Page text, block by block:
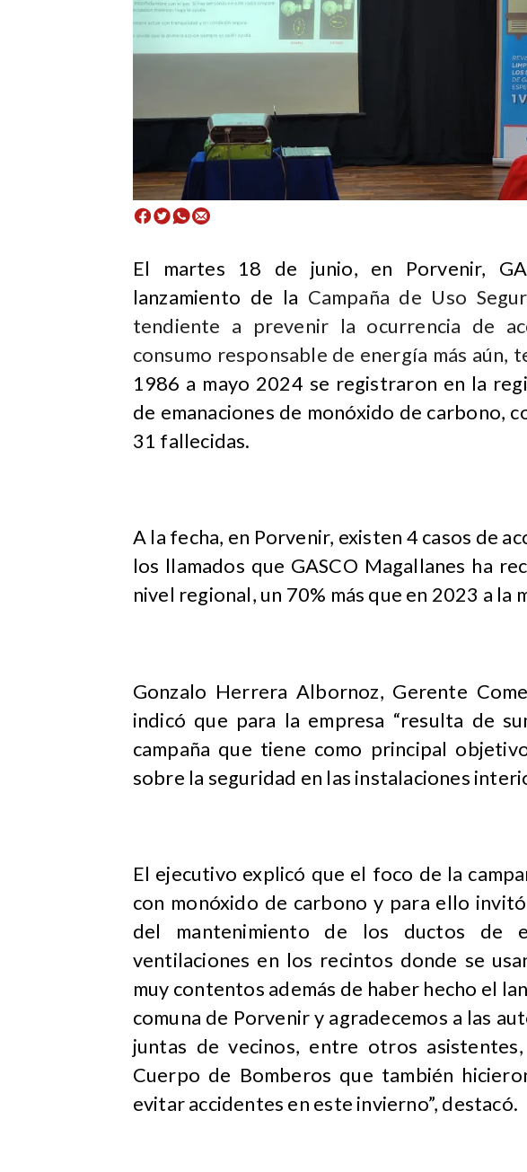
El martes 18 de junio, en Porvenir,
lanzamiento de la Campaña de Uso
tendiente a prevenir la ocurrencia de
consumo responsable de energía más aún,
1986 a mayo 2024 se registraron en la
de emanaciones de monóxido de carbono,
31 fallecidas.
A la fecha, en Porvenir, existen 4 casos de
los llamados que GASCO Magallanes ha
nivel regional, un 70% más que en 2023 a la
Gonzalo Herrera Albornoz, Gerente
indicó que para la empresa “resulta de
campaña que tiene como principal
sobre la seguridad en las instalaciones
El ejecutivo explicó que el foco de la
con monóxido de carbono y para ello
del mantenimiento de los ductos de
ventilaciones en los recintos donde se
muy contentos además de haber hecho el
comuna de Porvenir y agradecemos a las
juntas de vecinos, entre otros
Cuerpo de Bomberos que también
evitar accidentes en este invierno”, destacó.